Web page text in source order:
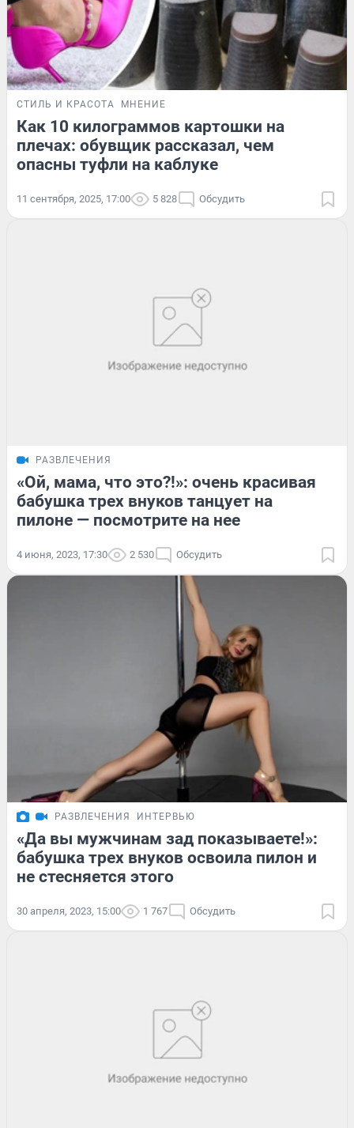
СТИЛЬ И КРАСОТА МНЕНИЕ
Как 10 килограммов картошки на
плечах: обувщик рассказал, чем
опасны туфли на каблуке
11 сентября, 2025, 17:00 5 828 Обсудить
РАЗВЛЕЧЕНИЯ
«Ой, мама, что это?!»: очень красивая
бабушка трех внуков танцует на
пилоне — посмотрите на нее
4 июня, 2023, 17:30 2 530 Обсудить
РАЗВЛЕЧЕНИЯ ИНТЕРВЬЮ
«Да вы мужчинам зад показываете!»:
бабушка трех внуков освоила пилон и
не стесняется этого
30 апреля, 2023, 15:00 1 767 Обсудить